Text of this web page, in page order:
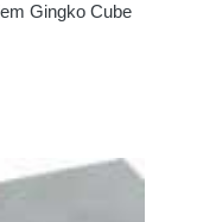
Gingko Cube